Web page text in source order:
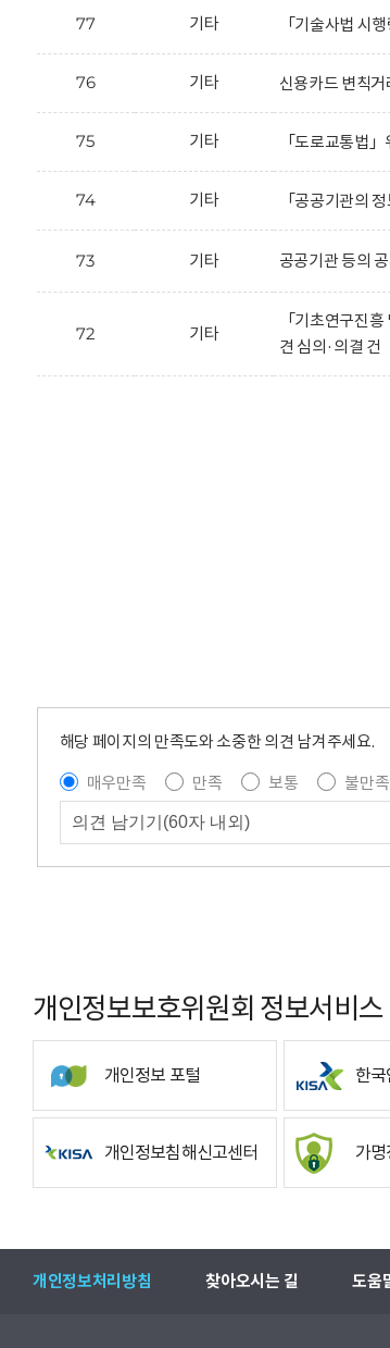
77 기타 「기술사법 시
76 기타 신용카드 변칙
75 기타 「도로교통법
74 기타 「공공기관의
73 기타 공공기관 등의
72 기타
「기초연구진
견 심의·의결 건
해당 페이지의 만족도와 소중한 의견 남겨주세요.
매우만족
만족 보통 불만족
개인정보보호위원회 정보서비스
개인정보 포털 한
개인정보침해신고센터 가
개인정보처리방침 찾아오시는 길 도움